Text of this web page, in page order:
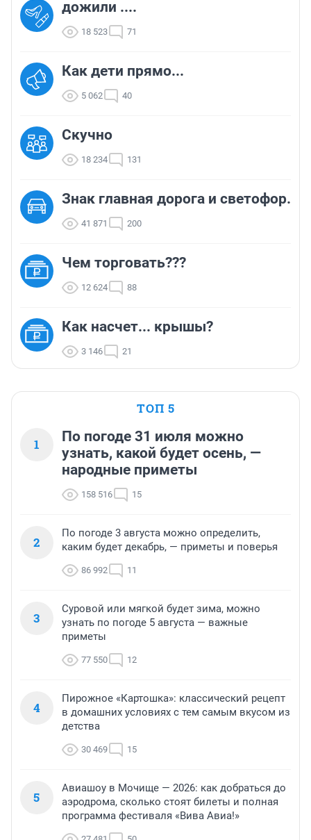
дожили ....
18 523 71
Как дети прямо...
5 062 40
Скучно
18 234 131
Знак главная дорога и светофор.
41 871 200
Чем торговать???
12 624 88
Как насчет... крышы?
3 146 21
ТОП 5
1
По погоде 31 июля можно
узнать, какой будет осень, —
народные приметы
158 516 15
2
По погоде 3 августа можно определить,
каким будет декабрь, — приметы и поверья
86 992 11
3
Суровой или мягкой будет зима, можно
узнать по погоде 5 августа — важные
приметы
77 550 12
4
Пирожное «Картошка»: классический рецепт
в домашних условиях с тем самым вкусом из
детства
30 469 15
5
Авиашоу в Мочище — 2026: как добраться до
аэродрома, сколько стоят билеты и полная
программа фестиваля «Вива Авиа!»